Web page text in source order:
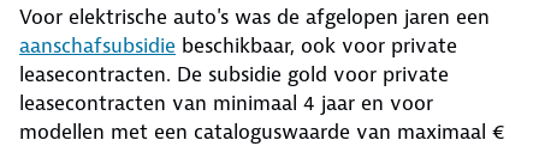
Voor elektrische auto's was de afgelopen jaren een
aanschafsubsidie beschikbaar, ook voor private
leasecontracten. De subsidie gold voor private
leasecontracten van minimaal 4 jaar en voor
modellen met een cataloguswaarde van maximaal €